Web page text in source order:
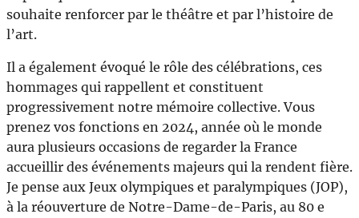
souhaite renforcer par le théâtre et par l’histoire de
l’art.
Il a également évoqué le rôle des célébrations, ces
hommages qui rappellent et constituent
progressivement notre mémoire collective. Vous
prenez vos fonctions en 2024, année où le monde
aura plusieurs occasions de regarder la France
accueillir des événements majeurs qui la rendent fière.
Je pense aux Jeux olympiques et paralympiques (JOP),
à la réouverture de Notre-Dame-de-Paris, au 80 e